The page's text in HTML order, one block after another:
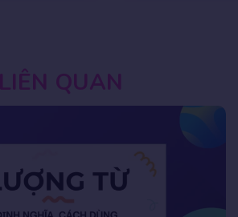
QUAN